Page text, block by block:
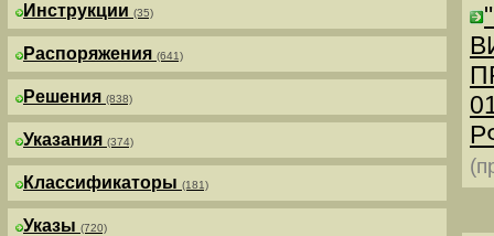
Инструкции (35)
Распоряжения (641)
Решения (838)
Указания (374)
Классификаторы (181)
Указы (720)